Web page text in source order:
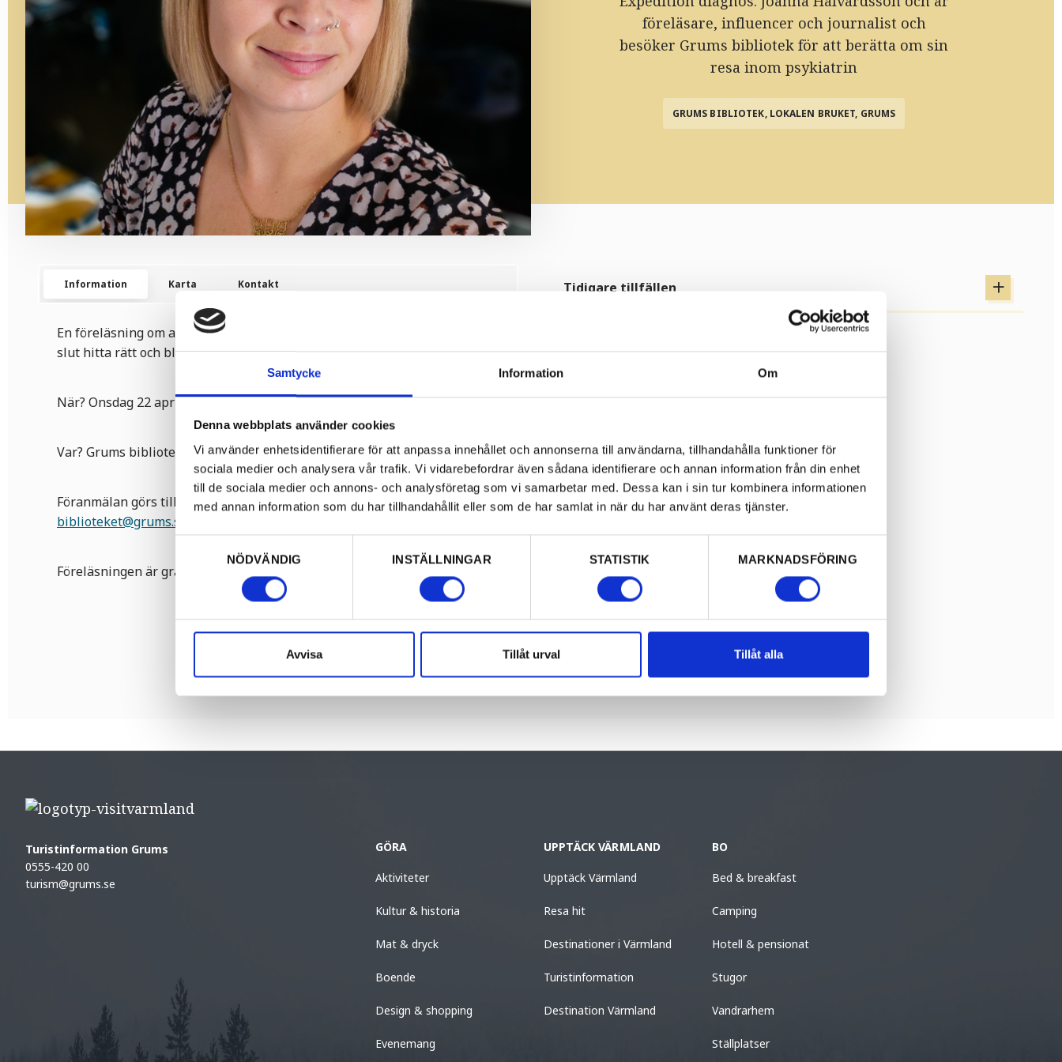
Samtycke Information Om
Denna webbplats använder cookies
Vi använder enhetsidentifierare för att anpassa innehållet och annonserna till användarna, tillhandahålla funktioner för
sociala medier och analysera vår trafik. Vi vidarebefordrar även sådana identifierare och annan information från din enhet
till de sociala medier och annons- och analysföretag som vi samarbetar med. Dessa kan i sin tur kombinera informationen
med annan information som du har tillhandahållit eller som de har samlat in när du har använt deras tjänster.
NÖDVÄNDIG
INSTÄLLNINGAR STATISTIK MARKNADSFÖRING
Avvisa Tillåt urval Tillåt alla
föreläsare, influencer och journalist och
besöker Grums bibliotek för att berätta om sin
resa inom psykiatrin
GRUMS BIBLIOTEK, LOKALEN BRUKET, GRUMS
Information Karta Kontakt
En föreläsning om att fastna i psykiatrins karusell och att efter 25 år till
slut hitta rätt och bli färdigbehandlad.
När? Onsdag 22 april klockan 18.00-19.30
Var? Grums bibliotek
Föranmälan görs till Grums bibliotek. Ring 0555 420 50 eller mejla
biblioteket@grums.se
Föreläsningen är gratis. Varmt välkommen
Tidigare tillfällen
Turistinformation Grums
0555-420 00
turism@grums.se
GÖRA
Aktiviteter
Kultur & historia
Mat & dryck
Boende
Design & shopping
Evenemang
UPPTÄCK VÄRMLAND
Upptäck Värmland
Resa hit
Destinationer i Värmland
Turistinformation
Destination Värmland
BO
Bed & breakfast
Camping
Hotell & pensionat
Stugor
Vandrarhem
Ställplatser